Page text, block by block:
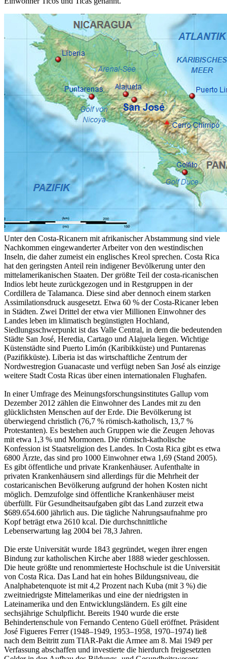
Unter den Costa-Ricanern mit afrikanischer Abstammung sind viele
Nachkommen eingewanderter Arbeiter von den westindischen
Inseln, die daher zumeist ein englisches Kreol sprechen. Costa Rica
hat den geringsten Anteil rein indigener Bevölkerung unter den
mittelamerikanischen Staaten. Der größte Teil der costa-ricanischen
Indios lebt heute zurückgezogen und in Restgruppen in der
Cordillera de Talamanca. Diese sind aber dennoch einem starken
Assimilationsdruck ausgesetzt. Etwa 60 % der Costa-Ricaner leben
in Städten. Zwei Drittel der etwa vier Millionen Einwohner des
Landes leben im klimatisch begünstigten Hochland,
Siedlungsschwerpunkt ist das Valle Central, in dem die bedeutenden
Städte San José, Heredia, Cartago und Alajuela liegen. Wichtige
Küstenstädte sind Puerto Limón (Karibikküste) und Puntarenas
(Pazifikküste). Liberia ist das wirtschaftliche Zentrum der
Nordwestregion Guanacaste und verfügt neben San José als einzige
weitere Stadt Costa Ricas über einen internationalen Flughafen.
In einer Umfrage des Meinungsforschungsinstitutes Gallup vom
Dezember 2012 zählen die Einwohner des Landes mit zu den
glücklichsten Menschen auf der Erde. Die Bevölkerung ist
überwiegend christlich (76,7 % römisch-katholisch, 13,7 %
Protestanten). Es bestehen auch Gruppen wie die Zeugen Jehovas
mit etwa 1,3 % und Mormonen. Die römisch-katholische
Konfession ist Staatsreligion des Landes. In Costa Rica gibt es etwa
6800 Ärzte, das sind pro 1000 Einwohner etwa 1,69 (Stand 2005).
Es gibt öffentliche und private Krankenhäuser. Aufenthalte in
privaten Krankenhäusern sind allerdings für die Mehrheit der
costaricanischen Bevölkerung aufgrund der hohen Kosten nicht
möglich. Demzufolge sind öffentliche Krankenhäuser meist
überfüllt. Für Gesundheitsaufgaben gibt das Land zurzeit etwa
$689.654.600 jährlich aus. Die tägliche Nahrungsaufnahme pro
Kopf beträgt etwa 2610 kcal. Die durchschnittliche
Lebenserwartung lag 2004 bei 78,3 Jahren.
Die erste Universität wurde 1843 gegründet, wegen ihrer engen
Bindung zur katholischen Kirche aber 1888 wieder geschlossen.
Die heute größte und renommierteste Hochschule ist die Universität
von Costa Rica. Das Land hat ein hohes Bildungsniveau, die
Analphabetenquote ist mit 4,2 Prozent nach Kuba (mit 3 %) die
zweitniedrigste Mittelamerikas und eine der niedrigsten in
Lateinamerika und den Entwicklungsländern. Es gilt eine
sechsjährige Schulpflicht. Bereits 1940 wurde die erste
Behindertenschule von Fernando Centeno Güell eröffnet. Präsident
José Figueres Ferrer (1948–1949, 1953–1958, 1970–1974) ließ
nach dem Beitritt zum TIAR-Pakt die Armee am 8. Mai 1949 per
Verfassung abschaffen und investierte die hierdurch freigesetzten